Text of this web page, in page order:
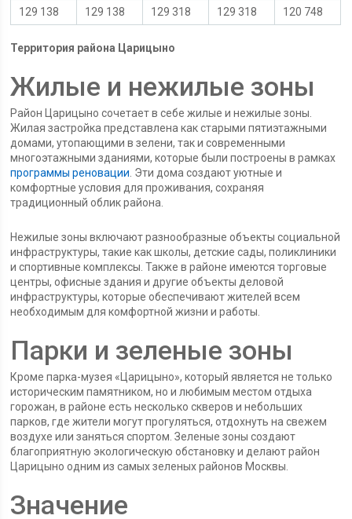
129 138
129 138 129 318 129 318 120 748
Территория района Царицыно
Жилые и нежилые зоны
Район Царицыно сочетает в себе жилые и нежилые зоны.
Жилая застройка представлена как старыми пятиэтажными
домами, утопающими в зелени, так и современными
многоэтажными зданиями, которые были построены в рамках
программы реновации . Эти дома создают уютные и
комфортные условия для проживания, сохраняя
традиционный облик района.
Нежилые зоны включают разнообразные объекты социальной
инфраструктуры, такие как школы, детские сады, поликлиники
и спортивные комплексы. Также в районе имеются торговые
центры, офисные здания и другие объекты деловой
инфраструктуры, которые обеспечивают жителей всем
необходимым для комфортной жизни и работы.
Парки и зеленые зоны
Кроме парка-музея «Царицыно», который является не только
историческим памятником, но и любимым местом отдыха
горожан, в районе есть несколько скверов и небольших
парков, где жители могут прогуляться, отдохнуть на свежем
воздухе или заняться спортом. Зеленые зоны создают
благоприятную экологическую обстановку и делают район
Царицыно одним из самых зеленых районов Москвы.
Значение